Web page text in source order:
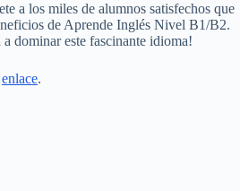
a los miles de alumnos satisfechos que
de Aprende Inglés Nivel B1/B2.
dominar este fascinante idioma!
enlace.